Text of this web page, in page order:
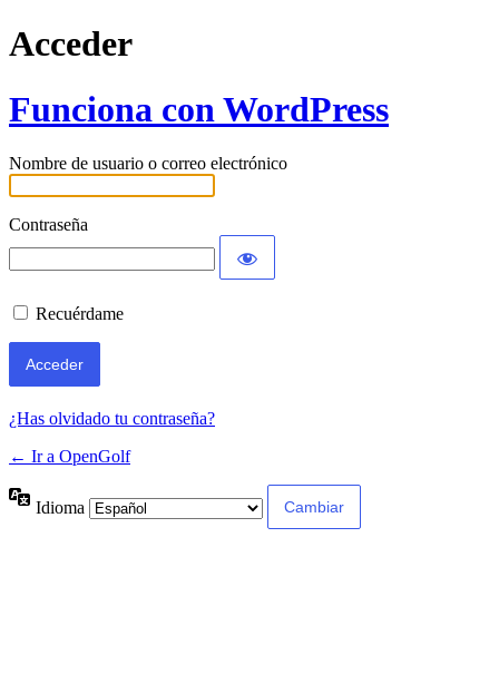
Acceder
Funciona con WordPress
Nombre de usuario o correo electrónico
Contraseña
Recuérdame
¿Has olvidado tu contraseña?
← Ir a OpenGolf
Idioma